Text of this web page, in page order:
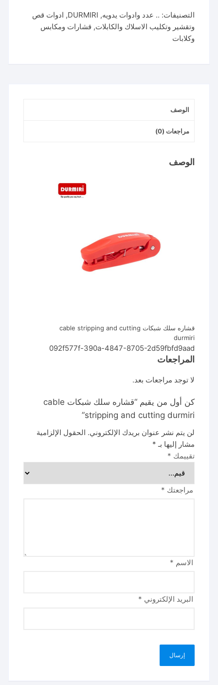
سلك
شبكات
cable
التصنيفات: .. عدد وادوات يدويه,
DURMIRI
, ادوات قص
وتقشير وتكليب الاسلاك والكابلات, قشارات ومكابس
وكلابات
الوصف
مراجعات (0)
الوصف
قشاره سلك شبكات cable stripping and cutting
durmiri
092f577f-390a-4847-8705-2d59fbfd9aad
المراجعات
لا توجد مراجعات بعد.
كن أول من يقيم “قشاره سلك شبكات cable
stripping and cutting durmiri”
لن يتم نشر عنوان بريدك الإلكتروني. الحقول الإلزامية
مشار إليها بـ *
تقييمك *
مراجعتك *
الاسم *
البريد الإلكتروني *